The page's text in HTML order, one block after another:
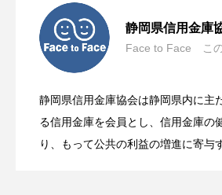
静岡県信用金庫
Face to Face この
静岡県信用金庫協会は静岡県内に主
る信用金庫を会員とし、信用金庫の
り、もって公共の利益の増進に寄与
2026.07.30
金のこと、もっと学べ
2026.07.01
岡県の信用金庫 クイ
2026.06.20 エコカー減税とは？対